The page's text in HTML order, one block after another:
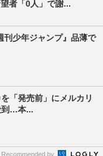
者「0人」で謝...
刊少年ジャンプ』品薄で
「発売前」にメルカリ
到…本...
Recommended by